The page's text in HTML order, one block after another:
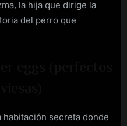
la hija que dirige la
del perro que
habitación secreta donde